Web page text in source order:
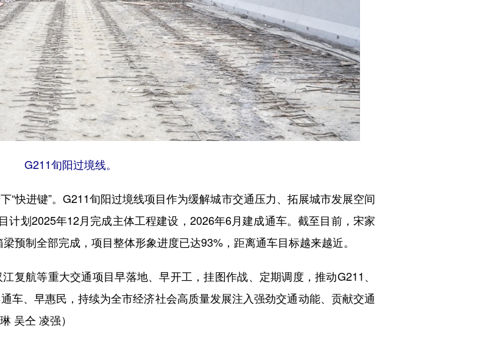
G211旬阳过境线。
快进键”。G211旬阳过境线项目作为缓解城市交通压力、拓展城市发展空间
计划2025年12月完成主体工程建设，2026年6月建成通车。截至目前，宋家
预制全部完成，项目整体形象进度已达93%，距离通车目标越来越近。
航等重大交通项目早落地、早开工，挂图作战、定期调度，推动G211、
车、早惠民，持续为全市经济社会高质量发展注入强劲交通动能、贡献交通
吴仝 凌强）